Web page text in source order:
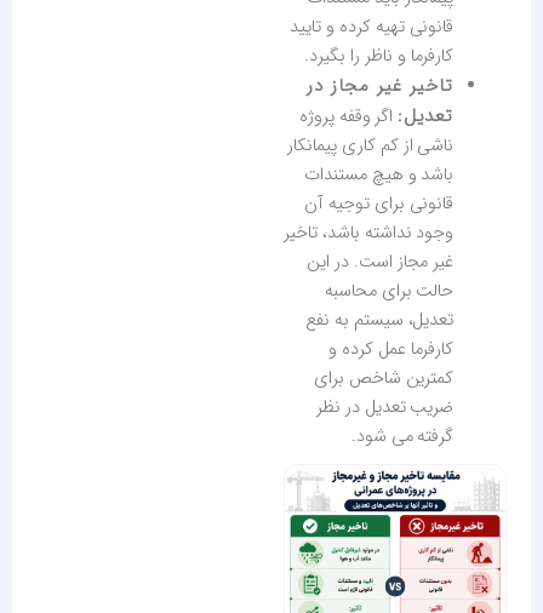
قانونی تهیه کرده و تایید
کارفرما و ناظر را بگیرد.
تاخیر غیر مجاز در
تعدیل: اگر وقفه پروژه
ناشی از کم کاری پیمانکار
باشد و هیچ مستندات
قانونی برای توجیه آن
وجود نداشته باشد، تاخیر
غیر مجاز است. در این
حالت برای محاسبه
تعدیل، سیستم به نفع
کارفرما عمل کرده و
کمترین شاخص برای
ضریب تعدیل در نظر
گرفته می شود.